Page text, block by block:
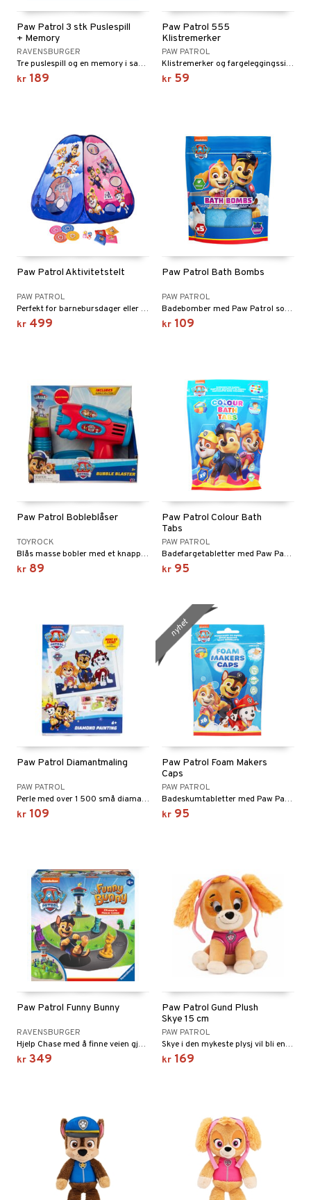
Paw Patrol 3 stk Puslespill
+ Memory
RAVENSBURGER
Tre puslespill og en memory i samme pakke!
kr 189
Paw Patrol 555
Klistremerker
PAW PATROL
Klistremerker og fargeleggingssider!
kr 59
Paw Patrol Aktivitetstelt
PAW PATROL
Perfekt for barnebursdager eller lek i hagen!
kr 499
Paw Patrol Bath Bombs
PAW PATROL
Badebomber med Paw Patrol som farger badevannet blått og har en fruktig og søt duft av blåbær.
kr 109
Paw Patrol Bobleblåser
TOYROCK
Blås masse bobler med et knappetrykk!
kr 89
Paw Patrol Colour Bath
Tabs
PAW PATROL
Badefargetabletter med Paw Patrol som farger badevannet og dufter fruktig.
kr 95
Paw Patrol Diamantmaling
PAW PATROL
Perle med over 1 500 små diamanter og en urskive fylt med tall!
kr 109
Paw Patrol Foam Makers
Caps
PAW PATROL
Badeskumtabletter med Paw Patrol som skummer, farger badevannet og dufter fruktig av jordbær og sitrus.
kr 95
nyhet
Paw Patrol Funny Bunny
RAVENSBURGER
Hjelp Chase med å finne veien gjennom Eventyrbukta!
kr 349
Paw Patrol Gund Plush
Skye 15 cm
PAW PATROL
Skye i den mykeste plysj vil bli en venn for livet.
kr 169